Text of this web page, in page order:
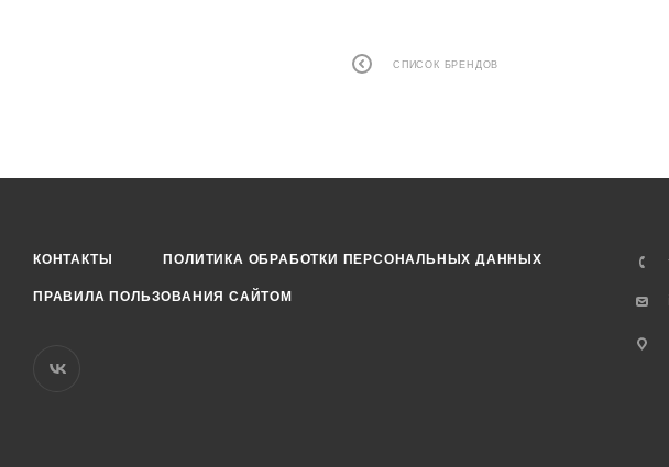
СПИСОК БРЕНДОВ
КОНТАКТЫ ПОЛИТИКА ОБРАБОТКИ ПЕРСОНАЛЬНЫХ ДАННЫХ
ПРАВИЛА ПОЛЬЗОВАНИЯ САЙТОМ